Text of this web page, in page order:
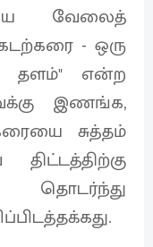
வேலைத்
- ஒரு
தளம்" என்ற
இணங்க,
சுத்தம்